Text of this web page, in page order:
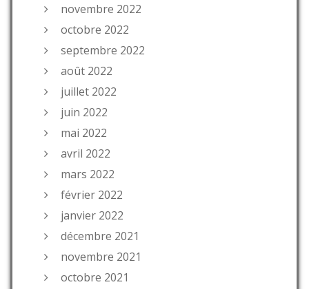
novembre 2022
octobre 2022
septembre 2022
août 2022
juillet 2022
juin 2022
mai 2022
avril 2022
mars 2022
février 2022
janvier 2022
décembre 2021
novembre 2021
octobre 2021